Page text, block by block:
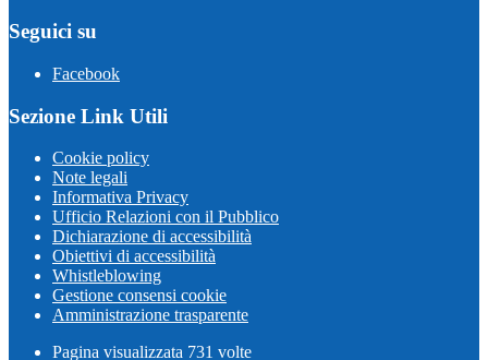
Seguici su
Facebook
Sezione Link Utili
Cookie policy
Note legali
Informativa Privacy
Ufficio Relazioni con il Pubblico
Dichiarazione di accessibilità
Obiettivi di accessibilità
Whistleblowing
Gestione consensi cookie
Amministrazione trasparente
Pagina visualizzata 731 volte